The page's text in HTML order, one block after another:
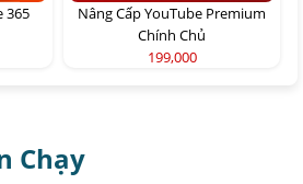
365
Nâng Cấp YouTube Premium
Chính Chủ
199,000
Chạy